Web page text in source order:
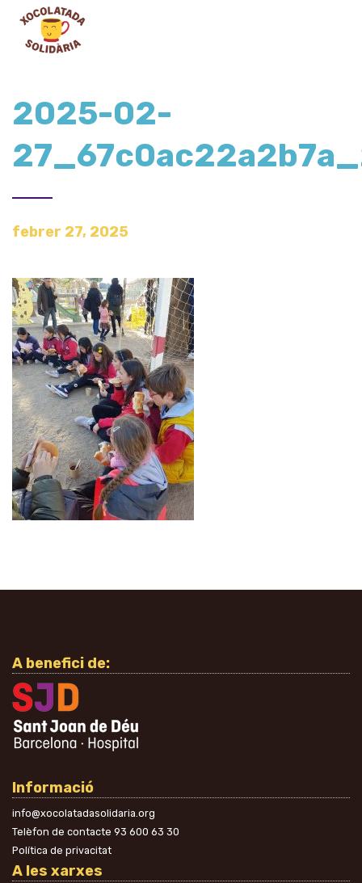
2025-02-
febrer 27, 2025
A benefici de:
Informació
info@xocolatadasolidaria.org
Telèfon de contacte 93 600 63 30
Política de privacitat
A les xarxes